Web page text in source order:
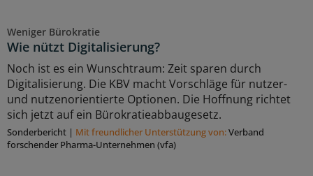
Weniger Bürokratie
Wie nützt Digitalisierung?
Noch ist es ein Wunschtraum: Zeit sparen durch
Digitalisierung. Die KBV macht Vorschläge für nutzer-
und nutzenorientierte Optionen. Die Hoffnung richtet
sich jetzt auf ein Bürokratieabbaugesetz.
Sonderbericht | Mit freundlicher Unterstützung von:Verband
forschender Pharma-Unternehmen (vfa)